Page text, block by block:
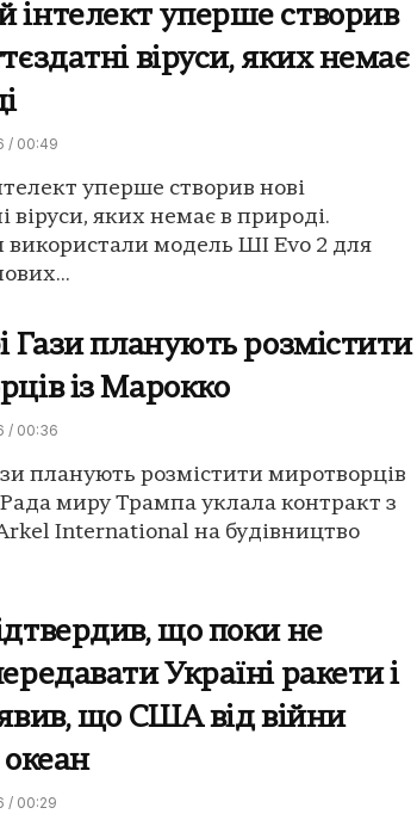
уперше створив
віруси, яких немає
/ 00:49
уперше створив нові
віруси, яких немає в природі.
використали модель ШІ Evo 2 для
Гази планують розмістити
із Марокко
/ 00:36
планують розмістити миротворців
миру Трампа уклала контракт з
International на будівництво
що поки не
Україні ракети і
що США від війни
океан
/ 00:29